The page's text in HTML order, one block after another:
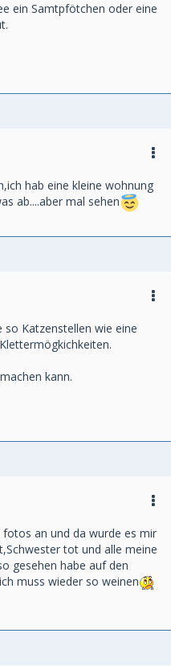
ein Samtpfötchen oder eine
hab eine kleine wohnung
ab....aber mal sehen
so Katzenstellen wie eine
kann.
an und da wurde es mir
tot und alle meine
gesehen habe auf den
muss wieder so weinen